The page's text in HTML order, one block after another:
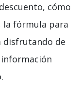
cómo
la fórmula para
disfrutando de